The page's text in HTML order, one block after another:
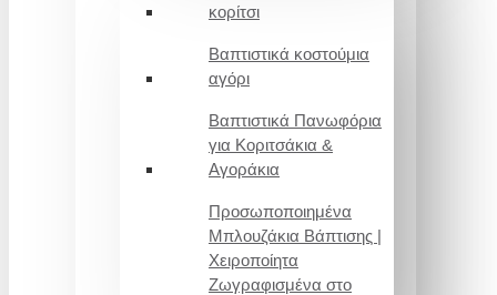
κορίτσι
Βαπτιστικά κοστούμια
αγόρι
Βαπτιστικά Πανωφόρια
για Κοριτσάκια &
Αγοράκια
Προσωποποιημένα
Μπλουζάκια Βάπτισης |
Χειροποίητα
Ζωγραφισμένα στο